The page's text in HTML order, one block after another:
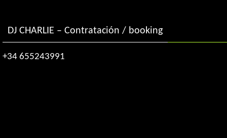
DJ CHARLIE – Contratación / booking
+34 655243991